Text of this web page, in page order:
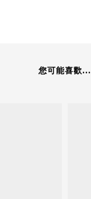
您可能喜歡...